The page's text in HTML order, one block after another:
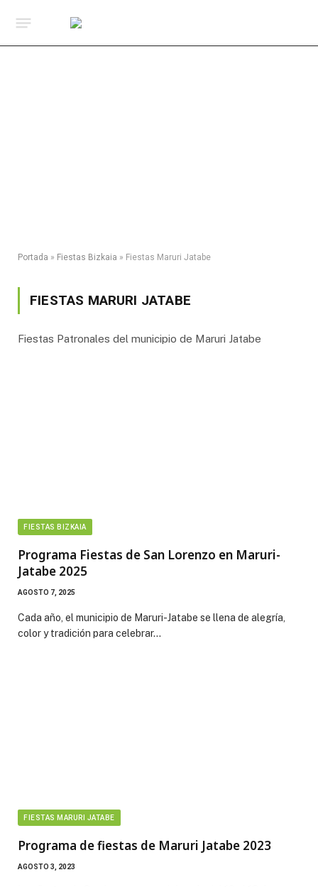
Portada » Fiestas Bizkaia » Fiestas Maruri Jatabe
FIESTAS MARURI JATABE
Fiestas Patronales del municipio de Maruri Jatabe
FIESTAS BIZKAIA
Programa Fiestas de San Lorenzo en Maruri-
Jatabe 2025
AGOSTO 7, 2025
Cada año, el municipio de Maruri-Jatabe se llena de alegría,
color y tradición para celebrar…
FIESTAS MARURI JATABE
Programa de fiestas de Maruri Jatabe 2023
AGOSTO 3, 2023